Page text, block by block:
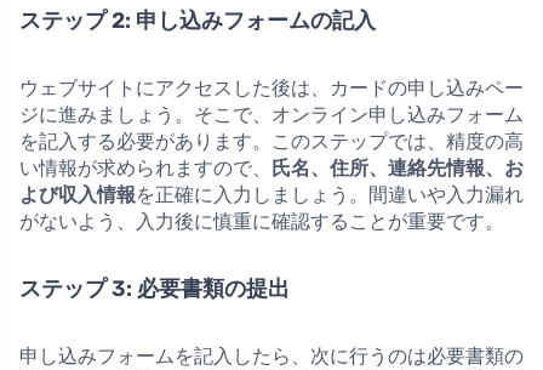
ステップ 2: 申し込みフォームの記入
ウェブサイトにアクセスした後は、カードの申し込みペー
ジに進みましょう。そこで、オンライン申し込みフォーム
を記入する必要があります。このステップでは、精度の高
い情報が求められますので、
氏名、住所、連絡先情報、お
よび収入情報を正確に入力しましょう。間違いや入力漏れ
がないよう、入力後に慎重に確認することが重要です。
ステップ 3: 必要書類の提出
申し込みフォームを記入したら、次に行うのは必要書類の